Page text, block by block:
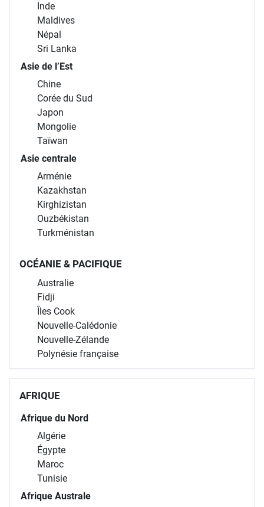
Inde
Maldives
Népal
Sri Lanka
Asie de l’Est
Chine
Corée du Sud
Japon
Mongolie
Taïwan
Asie centrale
Arménie
Kazakhstan
Kirghizistan
Ouzbékistan
Turkménistan
OCÉANIE & PACIFIQUE
Australie
Fidji
Îles Cook
Nouvelle-Calédonie
Nouvelle-Zélande
Polynésie française
AFRIQUE
Afrique du Nord
Algérie
Égypte
Maroc
Tunisie
Afrique Australe